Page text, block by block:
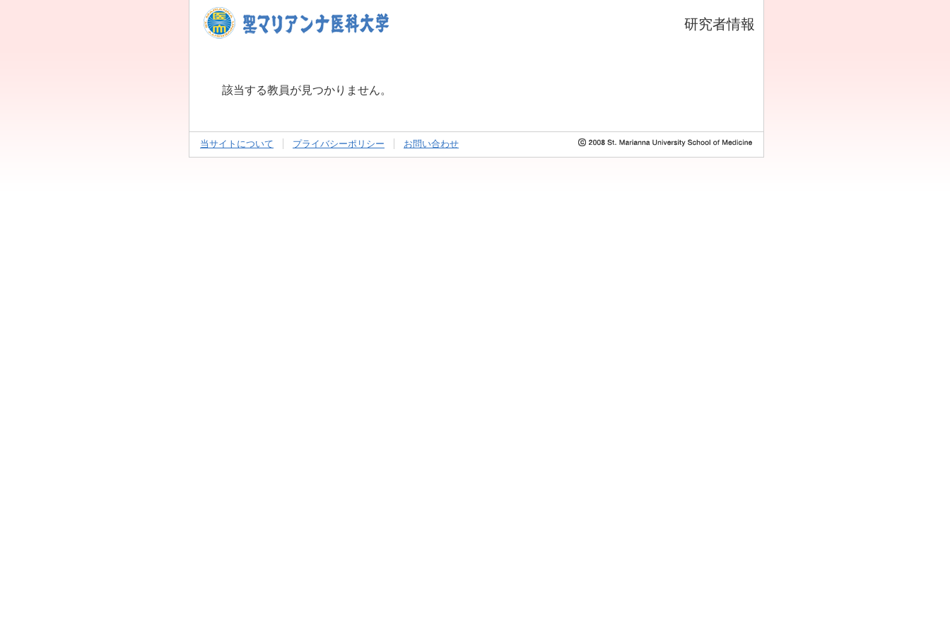
研究者情報
該当する教員が見つかりません。
当サイトについて プライバシーポリシー お問い合わせ